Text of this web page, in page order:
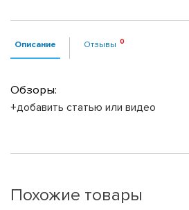
Описание Отзывы
Обзоры:
+добавить статью или видео
Похожие товары